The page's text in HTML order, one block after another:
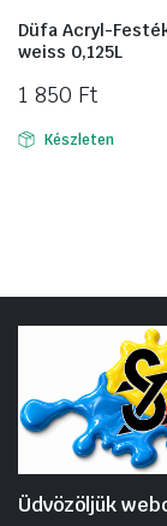
Düfa Acryl-
weiss 0,125L
1 850 Ft
Készleten
Üdvözöljük